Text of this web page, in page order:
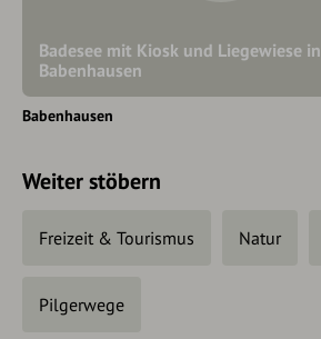
Badesee mit Kiosk und Liegewiese in
Babenhausen
Babenhausen
Weiter stöbern
Freizeit & Tourismus Natur
Pilgerwege